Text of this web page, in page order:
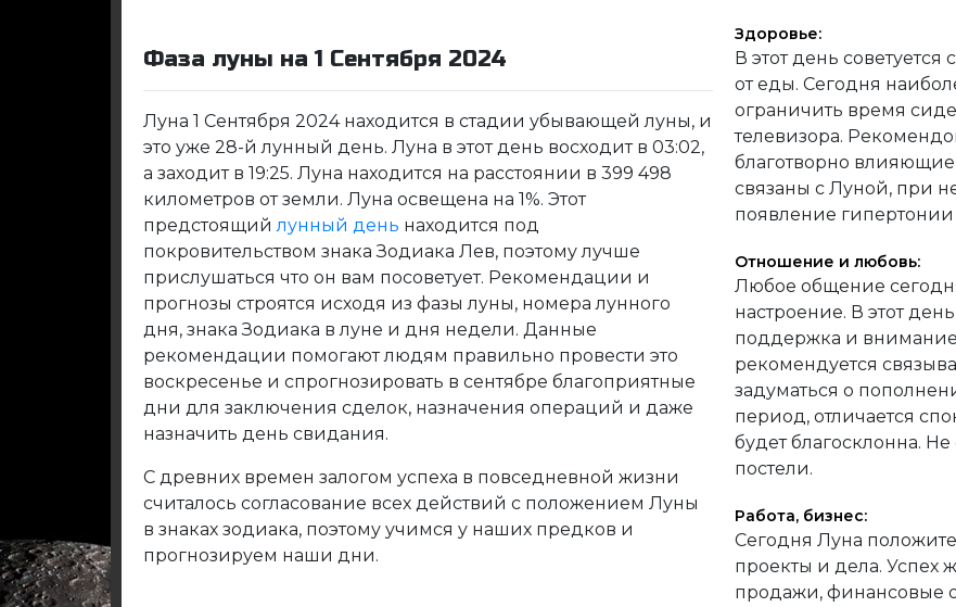
Фаза луны на 1 Сентября 2024
Луна 1 Сентября 2024 находится в стадии убывающей луны, и
это уже 28-й лунный день. Луна в этот день восходит в 03:02,
а заходит в 19:25. Луна находится на расстоянии в 399 498
километров от земли. Луна освещена на 1%. Этот
предстоящийлунный день находится под
покровительством знака Зодиака Лев, поэтому лучше
прислушаться что он вам посоветует. Рекомендации и
прогнозы строятся исходя из фазы луны, номера лунного
дня, знака Зодиака в луне и дня недели. Данные
рекомендации помогают людям правильно провести это
воскресенье и спрогнозировать в сентябре благоприятные
дни для заключения сделок, назначения операций и даже
назначить день свидания.
С древних времен залогом успеха в повседневной жизни
считалось согласование всех действий с положением Луны
в знаках зодиака, поэтому учимся у наших предков и
прогнозируем наши дни.
Здоровье:
В этот день советуется
от еды. Сегодня
ограничить время
телевизора.
благотворно влияющие
связаны с Луной, при
появление
Отношение и любовь:
Любое общение
настроение. В этот
поддержка и
рекомендуется
задуматься о
период, отличается
будет благосклонна. Не
постели.
Работа, бизнес:
Сегодня Луна
проекты и дела. Успех
продажи, финансовые